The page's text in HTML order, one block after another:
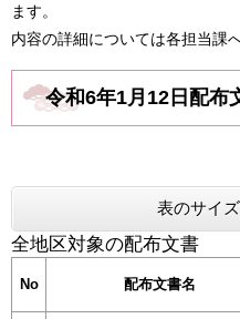
ます。
内容の詳細については各担当課
令和6年1月12日配布
表のサイ
全地区対象の配布文書
No 配布文書名